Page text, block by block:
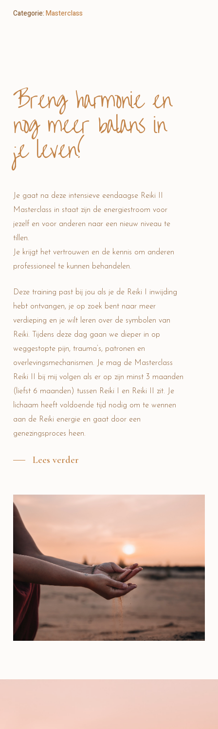
Categorie:Masterclass
Breng harmonie en
nog meer balans in
je leven!
Je gaat na deze intensieve eendaagse Reiki II
Masterclass in staat zijn de energiestroom voor
jezelf en voor anderen naar een nieuw niveau te
tillen.
Je krijgt het vertrouwen en de kennis om anderen
professioneel te kunnen behandelen.
Deze training past bij jou als je de Reiki I inwijding
hebt ontvangen, je op zoek bent naar meer
verdieping en je wilt leren over de symbolen van
Reiki. Tijdens deze dag gaan we dieper in op
weggestopte pijn, trauma’s, patronen en
overlevingsmechanismen. Je mag de Masterclass
Reiki II bij mij volgen als er op zijn minst 3 maanden
(liefst 6 maanden) tussen Reiki I en Reiki II zit. Je
lichaam heeft voldoende tijd nodig om te wennen
aan de Reiki energie en gaat door een
genezingsproces heen.
Lees verder